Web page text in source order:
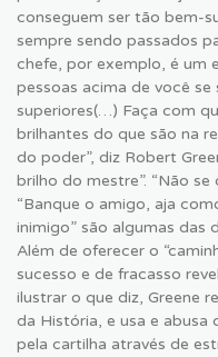
conseguem ser tão bem-
sempre sendo passados
chefe, por exemplo, é um
pessoas acima de você
superiores(…) Faça com
brilhantes do que são na
do poder”, diz Robert
brilho do mestre”. “Não
“Banque o amigo, aja
inimigo” são algumas das
Além de oferecer o
sucesso e de fracasso
ilustrar o que diz, Greene
da História, e usa e abusa
pela cartilha através de